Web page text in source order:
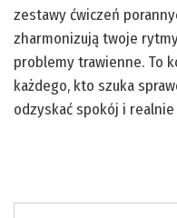
zestawy ćwiczeń
zharmonizują twoje
problemy trawienne. To
każdego, kto szuka
odzyskać spokój i